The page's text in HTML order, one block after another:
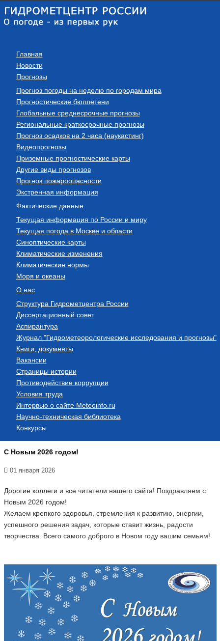
Главная
Новости
Прогнозы
Прогноз погоды на неделю по городам мира
Прогностические бюллетени
Глобальные среднесрочные прогнозы
Региональные краткосрочные прогнозы
Прогноз осадков на 2 часа (наукастинг)
Видеопрогнозы
Приземные прогностические карты
Другие виды прогнозов
Прогноз пожароопасности
Экстренная информация
Фактические данные
Текущая информация по России и миру
Текущая погода в Москве и области
Синоптические карты
Климатические изменения
Климатические нормы
Моря и океаны
О нас
Структура Гидрометцентра России
Диссертационный совет
Аспирантура
Журнал "Гидрометеорологические исследования и прогнозы"
Книги, документы
Вакансии
Страницы истории
Противодействие коррупции
Условия труда
Интервью о сайте Meteoinfo.ru
Научно-техническая библиотека
Конкурсы
С Новым 2026 годом!
01 января 2026
Дорогие коллеги и все читатели нашего сайта! Поздравляем с
Новым 2026 годом!
Желаем крепкого здоровья, стремления к развитию, энергии,
успешного решения задач, которые ставит жизнь, радости
творчества. Всего самого доброго в Новом году вашим семьям!